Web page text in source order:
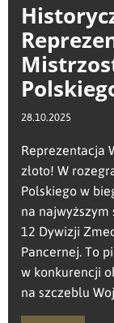
28.10.2025
Reprezentacja
złoto! W
Polskiego w
na najwyższym
12 Dywizji
Pancernej. To
w konkurencji
na szczeblu